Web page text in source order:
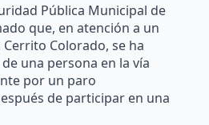
Pública Municipal de
que, en atención a un
Colorado, se ha
una persona en la vía
por un paro
de participar en una